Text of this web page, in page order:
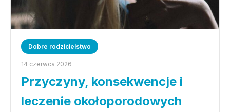
Dobre rodzicielstwo
14 czerwca 2026
Przyczyny, konsekwencje i
leczenie okołoporodowych